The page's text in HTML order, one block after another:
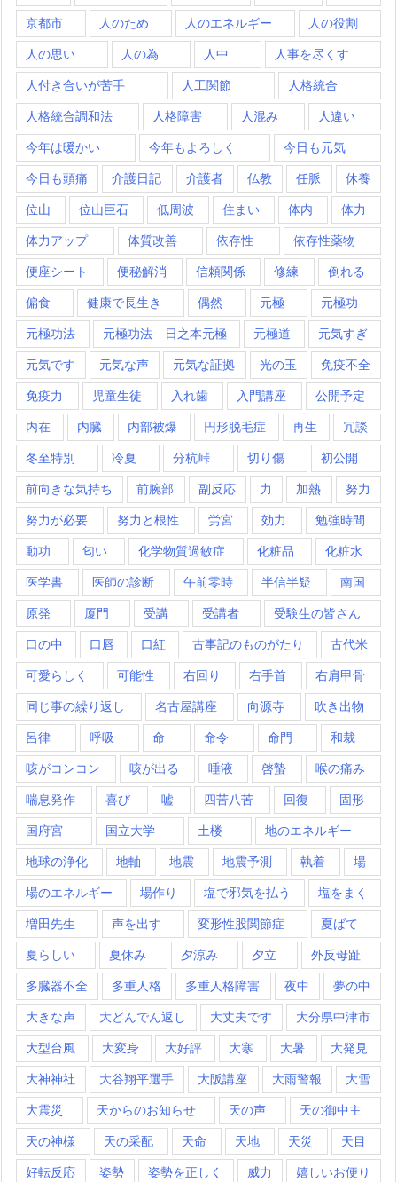
京都市 人のため 人のエネルギー 人の役割
人の思い 人の為 人中 人事を尽くす
人付き合いが苦手 人工関節 人格統合
人格統合調和法 人格障害 人混み 人違い
今年は暖かい 今年もよろしく 今日も元気
今日も頭痛 介護日記 介護者 仏教 任脈 休養
位山 位山巨石 低周波 住まい 体内 体力
体力アップ 体質改善 依存性 依存性薬物
便座シート 便秘解消 信頼関係 修練 倒れる
偏食 健康で長生き 偶然 元極 元極功
元極功法 元極功法 日之本元極 元極道 元気すぎ
元気です 元気な声 元気な証拠 光の玉 免疫不全
免疫力 児童生徒 入れ歯 入門講座 公開予定
内在 内臓 内部被爆 円形脱毛症 再生 冗談
冬至特別 冷夏 分杭峠 切り傷 初公開
前向きな気持ち 前腕部 副反応 力 加熱 努力
努力が必要 努力と根性 労宮 効力 勉強時間
動功 匂い 化学物質過敏症 化粧品 化粧水
医学書 医師の診断 午前零時 半信半疑 南国
原発 厦門 受講 受講者 受験生の皆さん
口の中 口唇 口紅 古事記のものがたり 古代米
可愛らしく 可能性 右回り 右手首 右肩甲骨
同じ事の繰り返し 名古屋講座 向源寺 吹き出物
呂律 呼吸 命 命令 命門 和裁
咳がコンコン 咳が出る 唾液 啓蟄 喉の痛み
喘息発作 喜び 嘘 四苦八苦 回復 固形
国府宮 国立大学 土楼 地のエネルギー
地球の浄化 地軸 地震 地震予測 執着 場
場のエネルギー 場作り 塩で邪気を払う 塩をまく
増田先生 声を出す 変形性股関節症 夏ばて
夏らしい 夏休み 夕涼み 夕立 外反母趾
多臓器不全 多重人格 多重人格障害 夜中 夢の中
大きな声 大どんでん返し 大丈夫です 大分県中津市
大型台風 大変身 大好評 大寒 大暑 大発見
大神神社 大谷翔平選手 大阪講座 大雨警報 大雪
大震災 天からのお知らせ 天の声 天の御中主
天の神様 天の采配 天命 天地 天災 天目
好転反応 姿勢 姿勢を正しく 威力 嬉しいお便り